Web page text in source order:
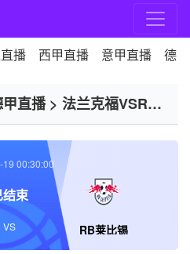
播 西甲直播 意甲直播 德
直播> 法兰克福VSRB
RB莱比锡
19 00:30:00
结束
VS